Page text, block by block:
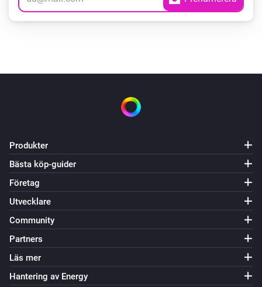
Produkter
Bästa köp-guider
Företag
Utvecklare
Community
Partners
Läs mer
Hantering av Energy